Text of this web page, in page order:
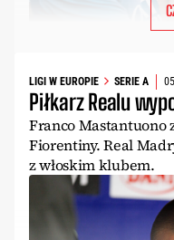
LIGI W EUROPIE SERIE A
Piłkarz Realu
Franco Mastantuono
Fiorentiny. Real
z włoskim klubem.